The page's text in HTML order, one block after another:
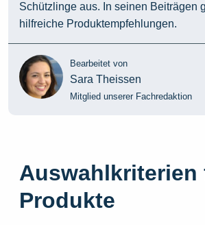
Schützlinge aus. In seinen Beiträgen
hilfreiche Produktempfehlungen.
Bearbeitet von
Sara Theissen
Mitglied unserer Fachredaktion
Auswahlkriterien
Produkte